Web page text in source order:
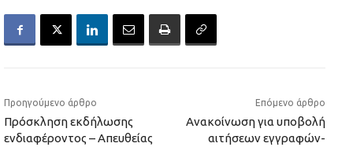
Προηγούμενο άρθρο
Πρόσκληση εκδήλωσης
ενδιαφέροντος – Απευθείας
Επόμενο άρθρο
Ανακοίνωση για υποβολή
αιτήσεων εγγραφών-